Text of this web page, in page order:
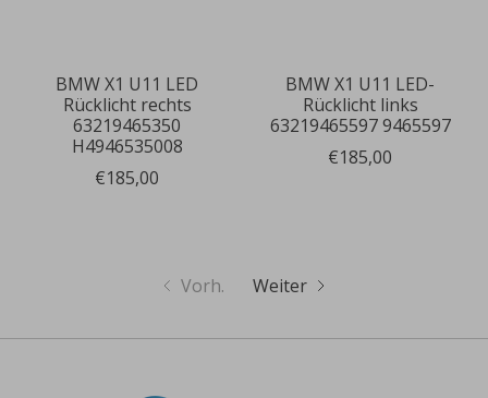
BMW X1 U11 LED
Rücklicht rechts
63219465350
H4946535008
€185,00
BMW X1 U11 LED-
Rücklicht links
63219465597 9465597
€185,00
Vorh. Weiter